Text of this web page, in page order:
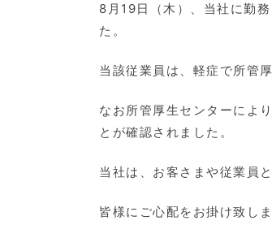
8月19日（木）、当社に勤
た。
当該従業員は、軽症で所管
なお所管厚生センターによ
とが確認されました。
当社は、お客さまや従業員
皆様にご心配をお掛け致し